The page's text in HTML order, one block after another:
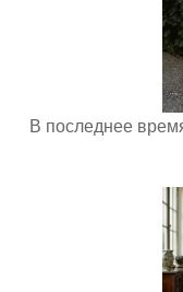
В последнее